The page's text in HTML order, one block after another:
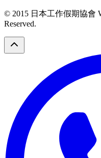
© 2015 日本工作假期協會
Reserved.